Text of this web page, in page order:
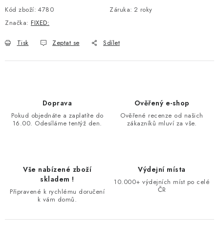
Kód zboží: 4780 Záruka: 2 roky
Značka: FIXED:
Tisk Zeptat se Sdílet
Doprava
Pokud objednáte a zaplatíte do
16.00. Odesíláme tentýž den.
Ověřený e-shop
Ověřené recenze od našich
zákazníků mluví za vše.
Vše nabízené zboží
skladem !
Připravené k rychlému doručení
k vám domů.
Výdejní místa
10.000+ výdejních míst po celé
ČR